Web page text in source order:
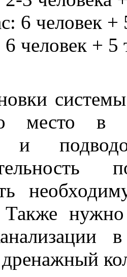
6 человек +
человек + 5
место в
и